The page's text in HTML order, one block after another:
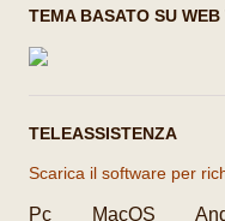
TEMA BASATO SU
TELEASSISTENZA
Scarica il software per
Pc MacOS